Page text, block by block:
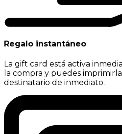
Regalo instantáneo
La gift card está activa
la compra y puedes
destinatario de inmediato.